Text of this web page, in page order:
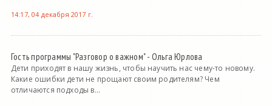
14:17, 04 декабря 2017 г.
Гость программы "Разговор о важном" - Ольга Юрлова
Дети приходят в нашу жизнь, чтобы научить нас чему-то новому.
Какие ошибки дети не прощают своим родителям? Чем
отличаются подходы в...